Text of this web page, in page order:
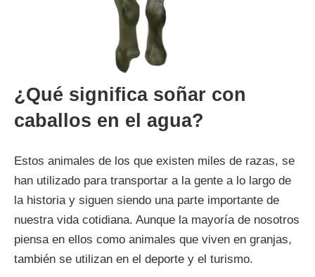
¿Qué significa soñar con
caballos en el agua?
Estos animales de los que existen miles de razas, se
han utilizado para transportar a la gente a lo largo de
la historia y siguen siendo una parte importante de
nuestra vida cotidiana. Aunque la mayoría de nosotros
piensa en ellos como animales que viven en granjas,
también se utilizan en el deporte y el turismo.